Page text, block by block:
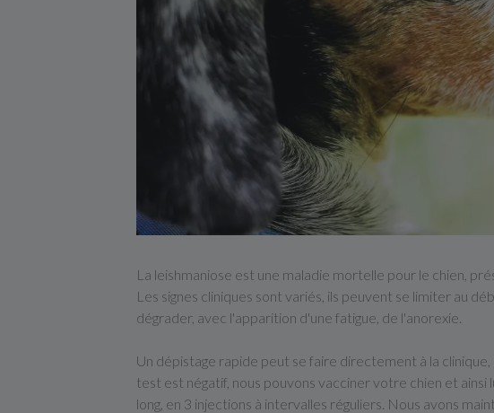
La leishmaniose est une maladie mortelle pour le chien,
Les signes cliniques sont variés, ils peuvent se limiter au
dégrader, avec l'apparition d'une fatigue, de l'anorexie.
Un dépistage rapide peut se faire directement à la
test est négatif, nous pouvons vacciner votre chien et
long, en 3 injections à intervalles réguliers. Nous avons